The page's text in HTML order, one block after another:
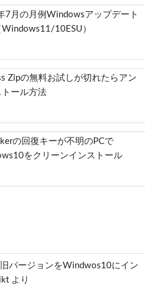
7月の月例Windowsアップデート
10ESU）
Zipの無料お試しが切れたらアン
トール方法
の回復キーが不明のPCで
をクリーンインストール
バージョンをWindwos10にイン
ikt より